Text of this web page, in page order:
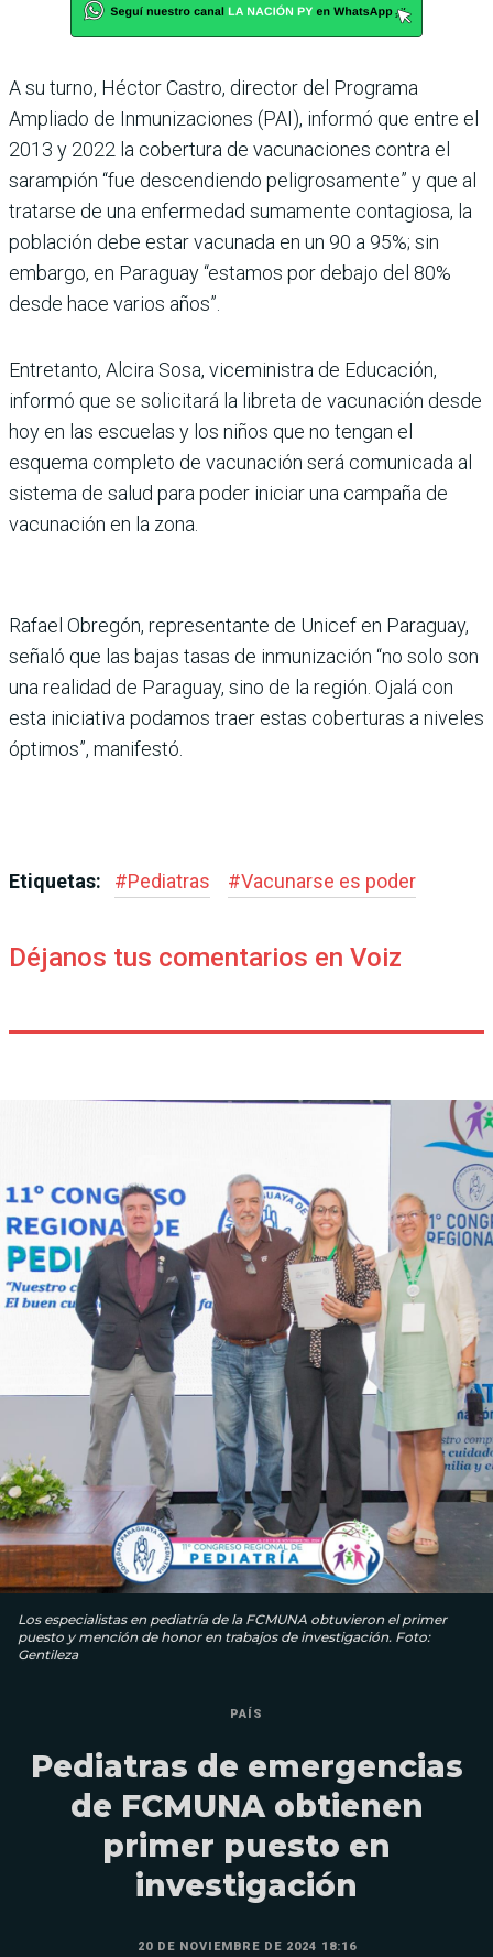
A su turno, Héctor Castro, director del Programa
Ampliado de Inmunizaciones (PAI), informó que entre el
2013 y 2022 la cobertura de vacunaciones contra el
sarampión “fue descendiendo peligrosamente” y que al
tratarse de una enfermedad sumamente contagiosa, la
población debe estar vacunada en un 90 a 95%; sin
embargo, en Paraguay “estamos por debajo del 80%
desde hace varios años”.
Entretanto, Alcira Sosa, viceministra de Educación,
informó que se solicitará la libreta de vacunación desde
hoy en las escuelas y los niños que no tengan el
esquema completo de vacunación será comunicada al
sistema de salud para poder iniciar una campaña de
vacunación en la zona.
Rafael Obregón, representante de Unicef en Paraguay,
señaló que las bajas tasas de inmunización “no solo son
una realidad de Paraguay, sino de la región. Ojalá con
esta iniciativa podamos traer estas coberturas a niveles
óptimos”, manifestó.
Etiquetas: #Pediatras #Vacunarse es poder
Déjanos tus comentarios en Voiz
Los especialistas en pediatría de la FCMUNA obtuvieron el primer
puesto y mención de honor en trabajos de investigación. Foto:
Gentileza
PAÍS
Pediatras de emergencias
de FCMUNA obtienen
primer puesto en
investigación
20 DE NOVIEMBRE DE 2024 18:16